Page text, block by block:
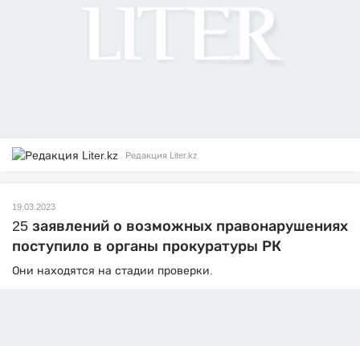
Редакция Liter.kz
19.03.2023
25 заявлений о возможных правонарушениях
поступило в органы прокуратуры РК
Они находятся на стадии проверки.